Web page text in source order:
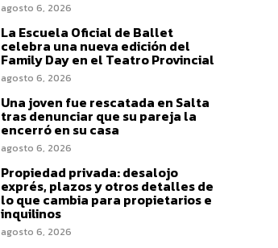
agosto 6, 2026
La Escuela Oficial de Ballet
celebra una nueva edición del
Family Day en el Teatro Provincial
agosto 6, 2026
Una joven fue rescatada en Salta
tras denunciar que su pareja la
encerró en su casa
agosto 6, 2026
Propiedad privada: desalojo
exprés, plazos y otros detalles de
lo que cambia para propietarios e
inquilinos
agosto 6, 2026